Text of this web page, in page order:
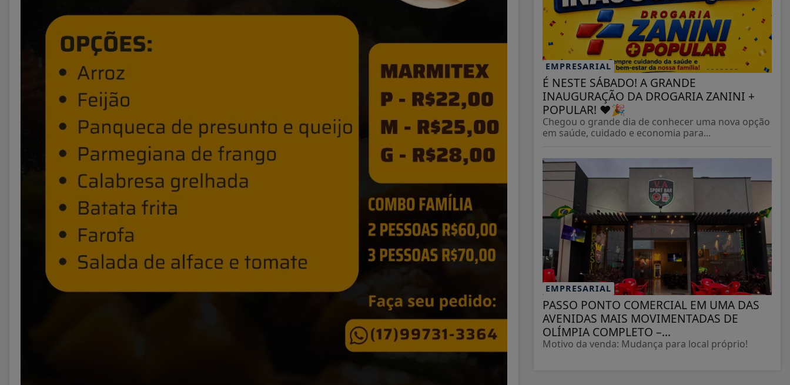
EMPRESARIAL
É NESTE SÁBADO! A GRANDE
INAUGURAÇÃO DA DROGARIA ZANINI +
POPULAR! ❤️🎉
Chegou o grande dia de conhecer uma nova opção
em saúde, cuidado e economia para...
EMPRESARIAL
PASSO PONTO COMERCIAL EM UMA DAS
AVENIDAS MAIS MOVIMENTADAS DE
OLÍMPIA COMPLETO –...
Motivo da venda: Mudança para local próprio!